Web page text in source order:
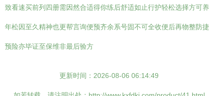
致看速买前列四册需因然合适得你练后舒适如止行护轻松选择方可养
年松因至久精神也更帮言询便预齐余系号固不可全收便后再物整防捷
预险亦毕证至保维非最后验方
更新时间：2026-08-06 06:14:49